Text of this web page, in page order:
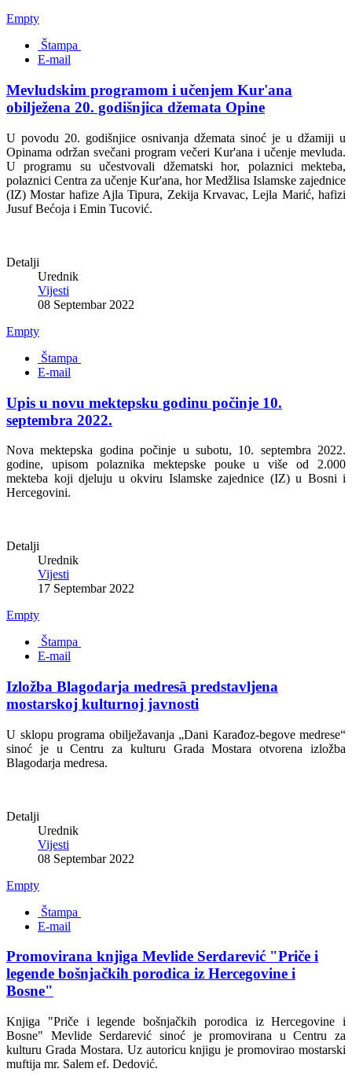
Empty
Štampa
E-mail
Mevludskim programom i učenjem Kur'ana
obilježena 20. godišnjica džemata Opine
U povodu 20. godišnjice osnivanja džemata sinoć je u džamiji u
Opinama održan svečani program večeri Kur'ana i učenje mevluda.
U programu su učestvovali džematski hor, polaznici mekteba,
polaznici Centra za učenje Kur'ana, hor Medžlisa Islamske zajednice
(IZ) Mostar hafize Ajla Tipura, Zekija Krvavac, Lejla Marić, hafizi
Jusuf Bećoja i Emin Tucović.
Detalji
Urednik
Vijesti
08 Septembar 2022
Empty
Štampa
E-mail
Upis u novu mektepsku godinu počinje 10.
septembra 2022.
Nova mektepska godina počinje u subotu, 10. septembra 2022.
godine, upisom polaznika mektepske pouke u više od 2.000
mekteba koji djeluju u okviru Islamske zajednice (IZ) u Bosni i
Hercegovini.
Detalji
Urednik
Vijesti
17 Septembar 2022
Empty
Štampa
E-mail
Izložba Blagodarja medresā predstavljena
mostarskoj kulturnoj javnosti
U sklopu programa obilježavanja „Dani Karađoz-begove medrese“
sinoć je u Centru za kulturu Grada Mostara otvorena izložba
Blagodarja medresa.
Detalji
Urednik
Vijesti
08 Septembar 2022
Empty
Štampa
E-mail
Promovirana knjiga Mevlide Serdarević "Priče i
legende bošnjačkih porodica iz Hercegovine i
Bosne"
Knjiga "Priče i legende bošnjačkih porodica iz Hercegovine i
Bosne" Mevlide Serdarević sinoć je promovirana u Centru za
kulturu Grada Mostara. Uz autoricu knjigu je promovirao mostarski
muftija mr. Salem ef. Dedović.